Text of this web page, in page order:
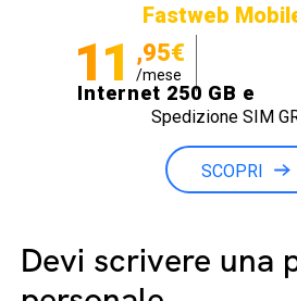
Fastweb
11 ,95€
/mese
Internet 250 GB e
Minuti illimitati
Spedizione SIM
SCOPRI
Devi scrivere una